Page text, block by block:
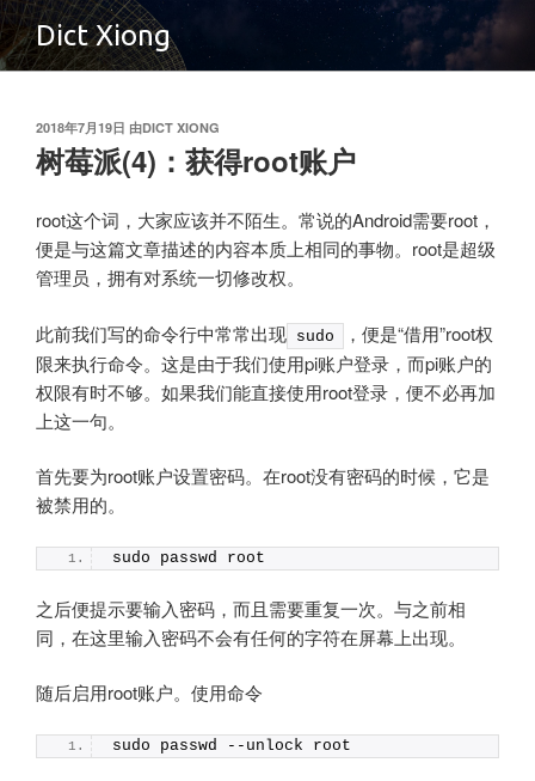
跳
至
内
Dict Xiong
发
布
于
2018年7月19日 由DICT XIONG
树莓派(4)：获得root账户
root这个词，大家应该并不陌生。常说的Android需要root，
便是与这篇文章描述的内容本质上相同的事物。root是超级
管理员，拥有对系统一切修改权。
此前我们写的命令行中常常出现 sudo ，便是“借用”root权
限来执行命令。这是由于我们使用pi账户登录，而pi账户的
权限有时不够。如果我们能直接使用root登录，便不必再加
上这一句。
首先要为root账户设置密码。在root没有密码的时候，它是
被禁用的。
sudo passwd root
之后便提示要输入密码，而且需要重复一次。与之前相
同，在这里输入密码不会有任何的字符在屏幕上出现。
随后启用root账户。使用命令
sudo passwd --unlock root